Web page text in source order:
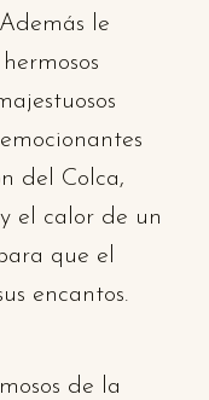
le
del Colca,
el calor de un
que el
encantos.
de la